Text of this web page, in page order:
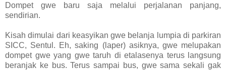
Dompet gwe baru saja melalui perjalanan panjang,
sendirian.
Kisah dimulai dari keasyikan gwe belanja lumpia di parkiran
SICC, Sentul. Eh, saking (laper) asiknya, gwe melupakan
dompet gwe yang gwe taruh di etalasenya terus langsung
beranjak ke bus. Terus sampai bus, gwe sama sekali gak